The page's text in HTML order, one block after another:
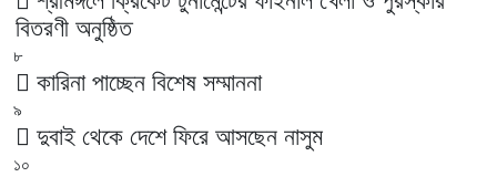
বিতরণী অনুষ্ঠিত
৮
কারিনা পাচ্ছেন বিশেষ সম্মাননা
৯
দুবাই থেকে দেশে ফিরে আসছেন নাসুম
১০